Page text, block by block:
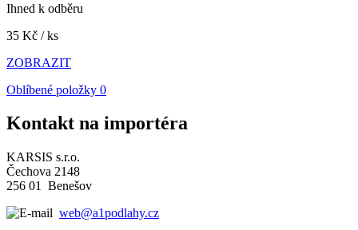
Ihned k odběru
35 Kč / ks
ZOBRAZIT
Oblíbené položky 0
Kontakt na importéra
KARSIS s.r.o.
Čechova 2148
256 01 Benešov
web@a1podlahy.cz